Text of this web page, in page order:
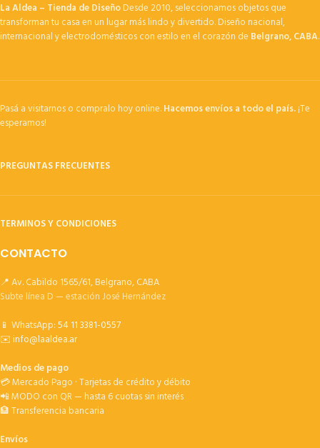
La Aldea – Tienda de DiseñoDesde 2010, seleccionamos objetos que
transforman tu casa en un lugar más lindo y divertido. Diseño nacional,
internacional y electrodomésticos con estilo en el corazón de Belgrano, CABA.
Pasá a visitarnos o compralo hoy online.Hacemos envíos a todo el país.¡Te
esperamos!
PREGUNTAS FRECUENTES
TERMINOS Y CONDICIONES
CONTACTO
📍 Av. Cabildo 1565/61, Belgrano, CABA
Subte línea D — estación José Hernández
📱 WhatsApp:54 11 3381-0557
✉️info@laaldea.ar
Medios de pago
💳 Mercado Pago · Tarjetas de crédito y débito
📲 MODO con QR — hasta 6 cuotas sin interés
🏦 Transferencia bancaria
Envíos